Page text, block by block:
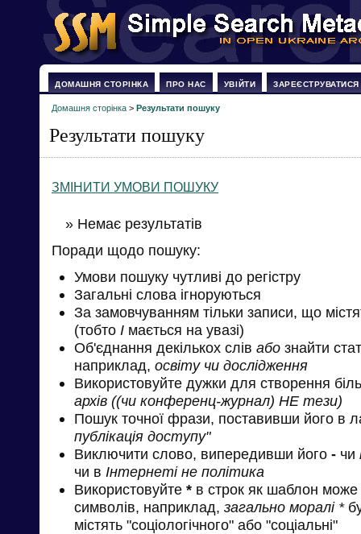
ДОМАШНЯ СТОРІНКА ПРО НАС УВІЙТИ ЗАРЕЄСТРУВАТИСЯ
Домашня сторінка > Результати пошуку
Результати пошуку
ЗМІНИТИ УМОВИ ПОШУКУ
» Немає результатів
Поради щодо пошуку:
Умови пошуку чутливі до регістру
Загальні слова ігноруються
За замовчуванням тільки записи, що
(тобто І мається на увазі)
Об'єднання декількох слів або знайти
наприклад, освіту чи дослідження
Використовуйте дужки для створення
архів ((чи конференц-журнал) НЕ тези)
Пошук точної фрази, поставивши його в
публікація доступу"
Виключити слово, випередивши його - чи
чи в Інтернеті не політика
Використовуйте * в строк як шаблон може
символів, наприклад, загально моралі *
містять "соціологічного" або "соціальні"